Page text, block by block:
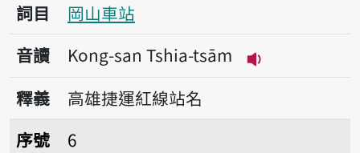
詞目
岡山車站
音讀
Kong-san Tshia-tsām
播放音讀
釋義
高雄捷運紅線站名
序號6神岡區
序號
6